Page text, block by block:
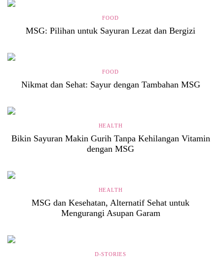
FOOD
MSG: Pilihan untuk Sayuran Lezat dan Bergizi
FOOD
Nikmat dan Sehat: Sayur dengan Tambahan MSG
HEALTH
Bikin Sayuran Makin Gurih Tanpa Kehilangan Vitamin
dengan MSG
HEALTH
MSG dan Kesehatan, Alternatif Sehat untuk
Mengurangi Asupan Garam
D-STORIES